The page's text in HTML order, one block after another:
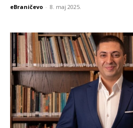
eBraničevo - 8. maj 2025.